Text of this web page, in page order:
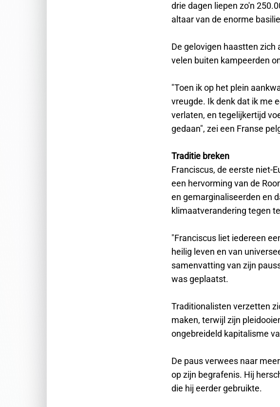
drie dagen liepen zo'n
altaar van de enorme
De gelovigen haastten zich
velen buiten kampeerden
"Toen ik op het plein
vreugde. Ik denk dat ik me
verlaten, en tegelijkertijd
gedaan", zei een Franse
Traditie breken
Franciscus, de eerste niet-
een hervorming van de
en gemarginaliseerden en
klimaatverandering tegen
"Franciscus liet iedereen
heilig leven en van
samenvatting van zijn
was geplaatst.
Traditionalisten verzetten
maken, terwijl zijn
ongebreideld kapitalisme
De paus verwees naar
op zijn begrafenis. Hij
die hij eerder gebruikte.